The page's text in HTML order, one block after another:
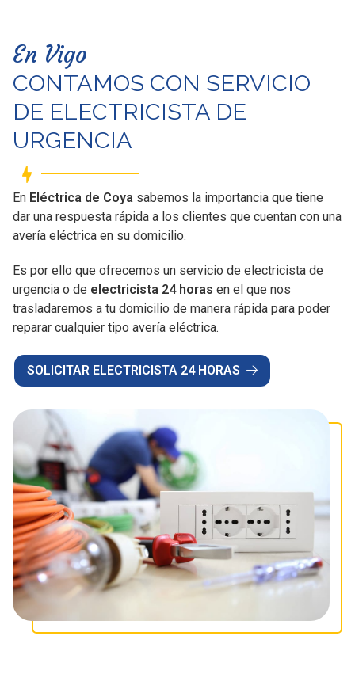
En Vigo
CONTAMOS CON SERVICIO
DE ELECTRICISTA DE
URGENCIA
En Eléctrica de Coya sabemos la importancia que tiene
dar una respuesta rápida a los clientes que cuentan con una
avería eléctrica en su domicilio.
Es por ello que ofrecemos un servicio de electricista de
urgencia o de electricista 24 horas en el que nos
trasladaremos a tu domicilio de manera rápida para poder
reparar cualquier tipo avería eléctrica.
SOLICITAR ELECTRICISTA 24 HORAS